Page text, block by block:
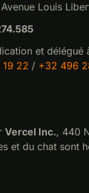
Avenue Louis
et
22 / +32 496
Vercel Inc., 440
et du chat sont